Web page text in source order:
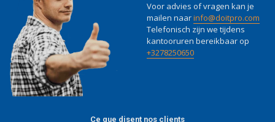
Voor advies of vragen kan je
mailen naarinfo@doitpro.com
Telefonisch zijn we tijdens
kantooruren bereikbaar op
+3278250650
Ce que disent nos clients